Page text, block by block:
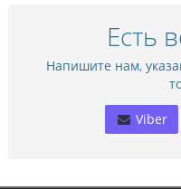
Есть
Напишите нам,
Viber